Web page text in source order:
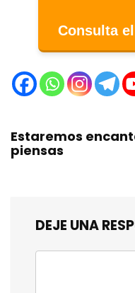
Consulta
Estaremos
piensas
DEJE UNA